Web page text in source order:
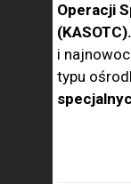
Operacji
(KASOTC).
i
typu